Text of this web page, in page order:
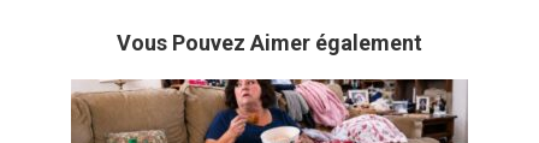
Vous Pouvez Aimer également